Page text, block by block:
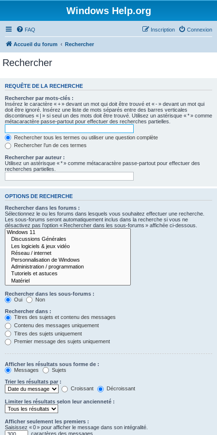
Windows Help.org
FAQ Connexion
Inscription
Accueil du forum Rechercher
Rechercher
REQUÊTE DE LA RECHERCHE
Rechercher par mots-clés :
Insérez le caractère « + » devant un mot qui doit être trouvé et « - » devant un mot qui
doit être ignoré. Insérez une liste de mots séparés entre des barres verticales
discontinues « | » si seul un des mots doit être trouvé. Utilisez un astérisque « * » comme
métacaractère passe-partout pour effectuer des recherches partielles.
Rechercher tous les termes ou utiliser une question complète
Rechercher l’un de ces termes
Rechercher par auteur :
Utilisez un astérisque « * » comme métacaractère passe-partout pour effectuer des
recherches partielles.
OPTIONS DE RECHERCHE
Rechercher dans les forums :
Sélectionnez le ou les forums dans lesquels vous souhaitez effectuer une recherche.
Les sous-forums seront automatiquement inclus dans la recherche si vous ne
désactivez pas l’option « Rechercher dans les sous-forums » affichée ci-dessous.
Rechercher dans les sous-forums :
Oui
Non
Rechercher dans :
Titres des sujets et contenu des messages
Contenu des messages uniquement
Titres des sujets uniquement
Premier message des sujets uniquement
Afficher les résultats sous forme de :
Messages
Sujets
Trier les résultats par :
Croissant
Décroissant
Limiter les résultats selon leur ancienneté :
Afficher seulement les premiers :
Saisissez « 0 » pour afficher le message dans son intégralité.
caractères des messages